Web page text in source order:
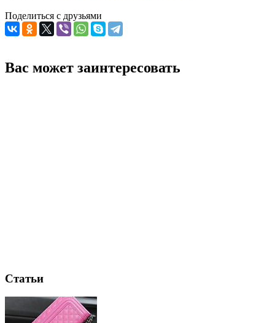
Поделиться с друзьями
Вас может заинтересовать
Статьи